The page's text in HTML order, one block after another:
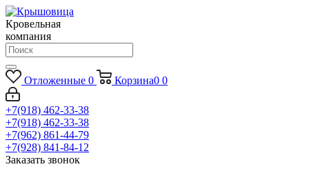
Кровельная
компания
Отложенные 0 Корзина0 0
+7(918) 462-33-38
+7(918) 462-33-38
+7(962) 861-44-79
+7(928) 841-84-12
Заказать звонок